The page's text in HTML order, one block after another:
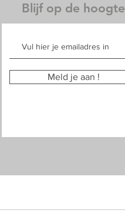
Blijf op de hoogte
Meld je aan !